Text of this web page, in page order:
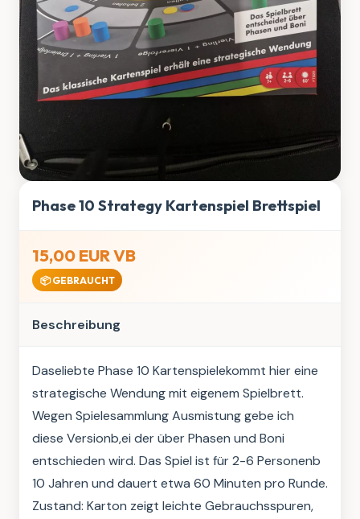
Phase 10 Strategy Kartenspiel Brettspiel
15,00 EUR VB
📦 GEBRAUCHT
Beschreibung
Daseliebte Phase 10 Kartenspielekommt hier eine
strategische Wendung mit eigenem Spielbrett.
Wegen Spielesammlung Ausmistung gebe ich
diese Versionb,ei der über Phasen und Boni
entschieden wird. Das Spiel ist für 2-6 Personenb
10 Jahren und dauert etwa 60 Minuten pro Runde.
Zustand: Karton zeigt leichte Gebrauchsspuren,